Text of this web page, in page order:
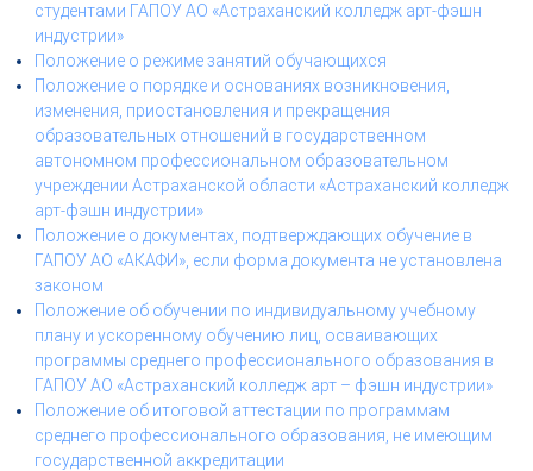
студентами ГАПОУ АО «Астраханский колледж арт-фэшн
индустрии»
Положение о режиме занятий обучающихся
Положение о порядке и основаниях возникновения,
изменения, приостановления и прекращения
образовательных отношений в государственном
автономном профессиональном образовательном
учреждении Астраханской области «Астраханский колледж
арт-фэшн индустрии»
Положение о документах, подтверждающих обучение в
ГАПОУ АО «АКАФИ», если форма документа не установлена
законом
Положение об обучении по индивидуальному учебному
плану и ускоренному обучению лиц, осваивающих
программы среднего профессионального образования в
ГАПОУ АО «Астраханский колледж арт – фэшн индустрии»
Положение об итоговой аттестации по программам
среднего профессионального образования, не имеющим
государственной аккредитации